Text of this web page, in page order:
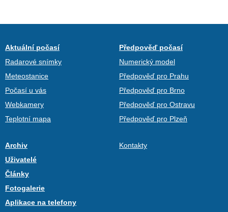
Aktuální počasí
Radarové snímky
Meteostanice
Počasí u vás
Webkamery
Teplotní mapa
Předpověď počasí
Numerický model
Předpověď pro Prahu
Předpověď pro Brno
Předpověď pro Ostravu
Předpověď pro Plzeň
Archiv
Uživatelé
Články
Fotogalerie
Aplikace na telefony
Kontakty